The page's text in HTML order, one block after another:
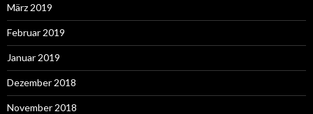
März 2019
Februar 2019
Januar 2019
Dezember 2018
November 2018